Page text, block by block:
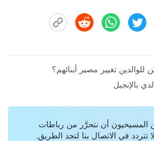
المسيحيون أن نتحرَّر من رباطات
تتردد في الاتصال بنا لتجد الطريق.